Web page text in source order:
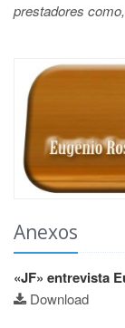
prestadores
Anexos
«JF» entrevista
Download